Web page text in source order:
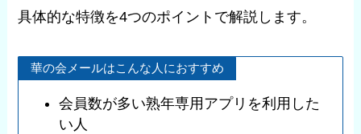
具体的な特徴を4つのポイントで解説します。
華の会メールはこんな人におすすめ
会員数が多い熟年専用アプリを利用した
い人